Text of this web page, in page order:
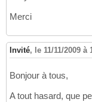
Merci
Invité, le 11/11/2009 à
Bonjour à tous,
A tout hasard, que